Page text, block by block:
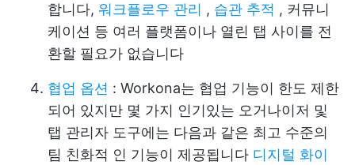
합니다, 워크플로우 관리 , 습관 추적 , 커뮤니
케이션 등 여러 플랫폼이나 열린 탭 사이를 전
환할 필요가 없습니다
협업 옵션 : Workona는 협업 기능이 한도 제한
되어 있지만 몇 가지 인기있는 오거나이저 및
탭 관리자 도구에는 다음과 같은 최고 수준의
팀 친화적 인 기능이 제공됩니다 디지털 화이